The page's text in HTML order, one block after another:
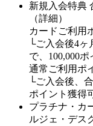
新規入会特典
（詳細）
カードご利用
└ご入会後4ヶ
で、100,000
通常ご利用ポ
└ご入会後、
ポイント獲得
プラチナ・カ
ルジェ・デス